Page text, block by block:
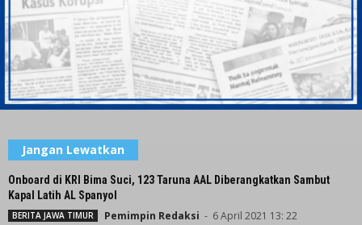
Jangan Lewatkan
Onboard di KRI Bima Suci, 123 Taruna AAL Diberangkatkan Sambut
Kapal Latih AL Spanyol
BERITA JAWA TIMUR Pemimpin Redaksi - 6 April 2021 13: 22